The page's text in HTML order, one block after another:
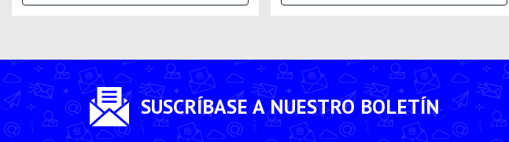
SUSCRÍBASE A NUESTRO BOLETÍN